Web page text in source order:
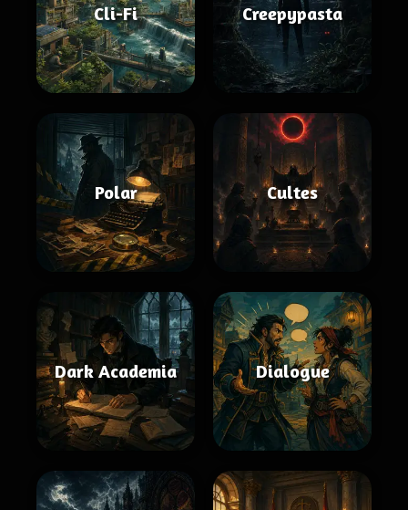
Cli-Fi Creepypasta
Polar Cultes
Dark Academia Dialogue